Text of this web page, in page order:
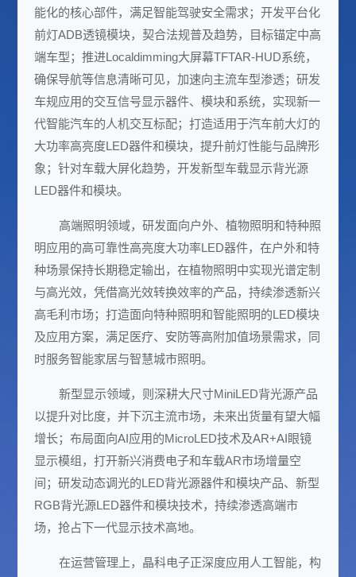
能化的核心部件，满足智能驾驶安全需求；开发平台化
前灯ADB透镜模块，契合法规普及趋势，目标锚定中高
端车型；推进Localdimming大屏幕TFTAR-HUD系统，
确保导航等信息清晰可见，加速向主流车型渗透；研发
车规应用的交互信号显示器件、模块和系统，实现新一
代智能汽车的人机交互标配；打造适用于汽车前大灯的
大功率高亮度LED器件和模块，提升前灯性能与品牌形
象；针对车载大屏化趋势，开发新型车载显示背光源
LED器件和模块。
高端照明领域，研发面向户外、植物照明和特种照
明应用的高可靠性高亮度大功率LED器件，在户外和特
种场景保持长期稳定输出，在植物照明中实现光谱定制
与高光效，凭借高光效转换效率的产品，持续渗透新兴
高毛利市场；打造面向特种照明和智能照明的LED模块
及应用方案，满足医疗、安防等高附加值场景需求，同
时服务智能家居与智慧城市照明。
新型显示领域，则深耕大尺寸MiniLED背光源产品
以提升对比度，并下沉主流市场，未来出货量有望大幅
增长；布局面向AI应用的MicroLED技术及AR+AI眼镜
显示模组，打开新兴消费电子和车载AR市场增量空
间；研发动态调光的LED背光源器件和模块产品、新型
RGB背光源LED器件和模块技术，持续渗透高端市
场，抢占下一代显示技术高地。
在运营管理上，晶科电子正深度应用人工智能，构